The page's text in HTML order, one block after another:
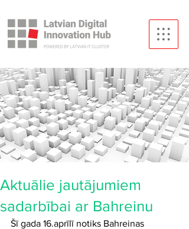
Aktuālie jautājumiem
sadarbībai ar Bahreinu
Šī gada 16.aprīlī notiks Bahreinas